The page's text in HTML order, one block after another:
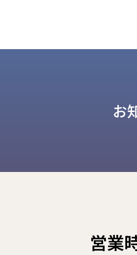
お
営業